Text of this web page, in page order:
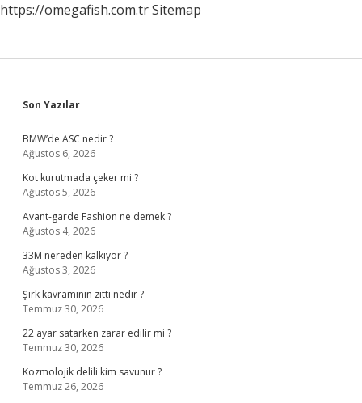
https://omegafish.com.trSitemap
Sidebar
Son Yazılar
BMW’de ASC nedir ?
Ağustos 6, 2026
Kot kurutmada çeker mi ?
Ağustos 5, 2026
Avant-garde Fashion ne demek ?
Ağustos 4, 2026
33M nereden kalkıyor ?
Ağustos 3, 2026
Şirk kavramının zıttı nedir ?
Temmuz 30, 2026
22 ayar satarken zarar edilir mi ?
Temmuz 30, 2026
Kozmolojik delili kim savunur ?
Temmuz 26, 2026